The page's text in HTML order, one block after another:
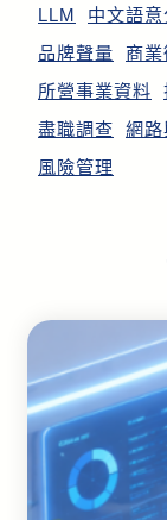
LLM
中文語意
品牌聲量
商
所營事業資料
盡職調查
網路
風險管理